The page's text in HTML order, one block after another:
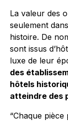
La valeur des
seulement
histoire. De
sont issus
luxe de leur
des
hôtels
atteindre des
“Chaque